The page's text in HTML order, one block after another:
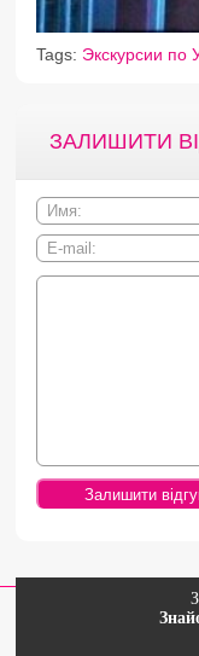
Tags: Экскурсии по
ЗАЛИШИТИ